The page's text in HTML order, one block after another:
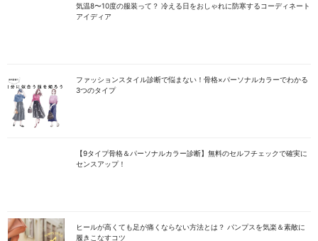
気温8〜10度の服装って？ 冷える日をおしゃれに防寒するコーディネート
アイディア
ファッションスタイル診断で悩まない！骨格×パーソナルカラーでわかる
3つのタイプ
【9タイプ骨格＆パーソナルカラー診断】無料のセルフチェックで確実に
センスアップ！
ヒールが高くても足が痛くならない方法とは？ パンプスを気楽＆素敵に
履きこなすコツ